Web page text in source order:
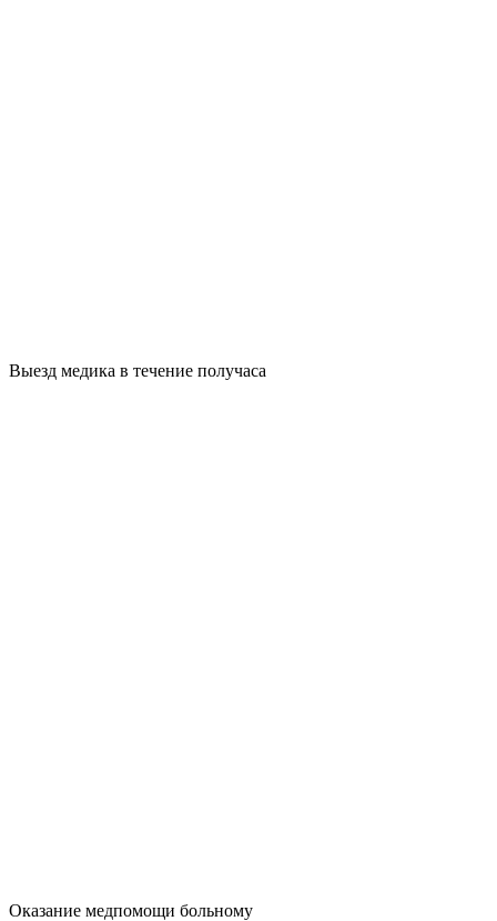
Выезд медика в течение получаса
Оказание медпомощи больному